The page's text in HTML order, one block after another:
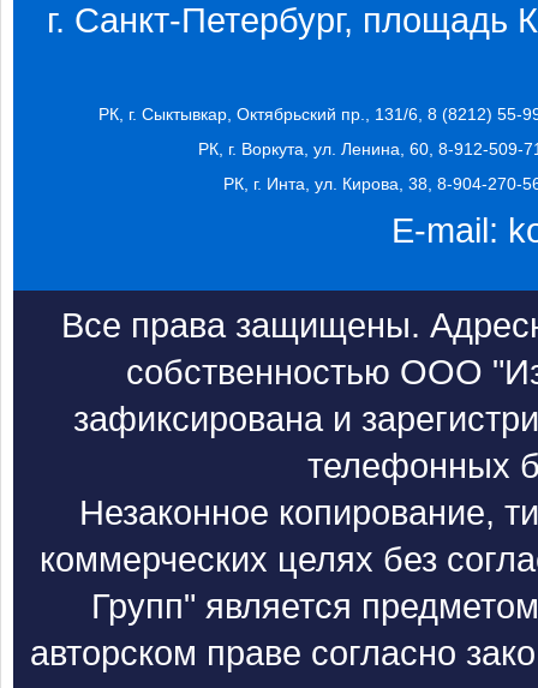
г. Санкт-Петербург, площадь
РК, г. Сыктывкар, Октябрьский пр., 131/6, 8 (8212) 55-
РК, г. Воркута, ул. Ленина, 60, 8-912-509-
РК, г. Инта, ул. Кирова, 38, 8-904-270-
E-mail:
Все права защищены.
собственностью ООО
зафиксирована и
телефонных
Незаконное копирование,
коммерческих целях без
Групп" является
авторском праве согласно